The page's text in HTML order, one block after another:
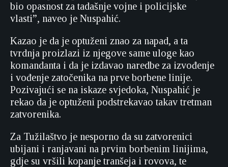
bio opasnost za tadašnje vojne i policijske
vlasti”, naveo je Nuspahić.
Kazao je da je optuženi znao za napad, a ta
tvrdnja proizlazi iz njegove same uloge kao
komandanta i da je izdavao naredbe za izvođenje
i vođenje zatočenika na prve borbene linije.
Pozivajući se na iskaze svjedoka, Nuspahić je
rekao da je optuženi podstrekavao takav tretman
zatvorenika.
Za Tužilaštvo je nesporno da su zatvorenici
ubijani i ranjavani na prvim borbenim linijima,
gdje su vršili kopanje tranšeja i rovova, te